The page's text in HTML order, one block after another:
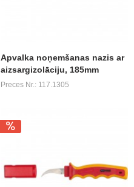
Apvalka noņemšanas nazis ar
aizsargizolāciju, 185mm
Preces Nr.: 117.1305